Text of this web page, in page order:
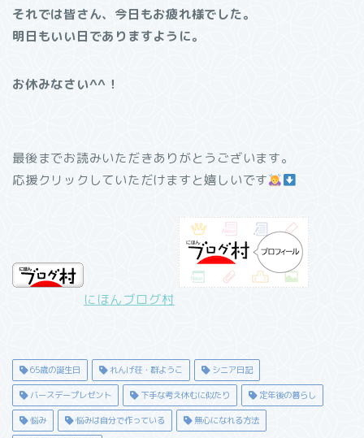
それでは皆さん、今日もお疲れ様でした。
明日もいい日でありますように。
お休みなさい^^！
最後までお読みいただきありがとうございます。
応援クリックしていただけますと嬉しいです
にほんブログ村
65歳の誕生日 れんげ荘・群ようこ シニア日記
バースデープレゼント 下手な考え休むに似たり 定年後の暮らし
悩み 悩みは自分で作っている 無心になれる方法